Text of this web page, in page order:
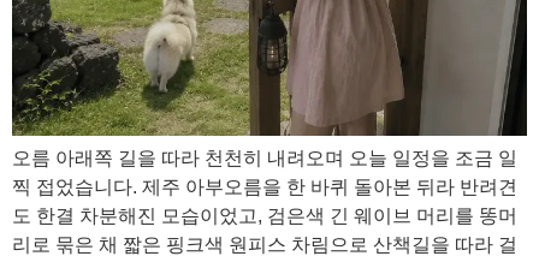
오름 아래쪽 길을 따라 천천히 내려오며 오늘 일정을 조금 일
찍 접었습니다. 제주 아부오름을 한 바퀴 돌아본 뒤라 반려견
도 한결 차분해진 모습이었고, 검은색 긴 웨이브 머리를 똥머
리로 묶은 채 짧은 핑크색 원피스 차림으로 산책길을 따라 걸